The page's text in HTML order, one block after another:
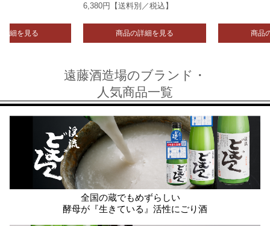
詳細を見る
6,380円【送料別／税込】
商品の詳細を見る 商品
遠藤酒造場のブランド・
人気商品一覧
全国の蔵でもめずらしい
酵母が『生きている』活性にごり酒